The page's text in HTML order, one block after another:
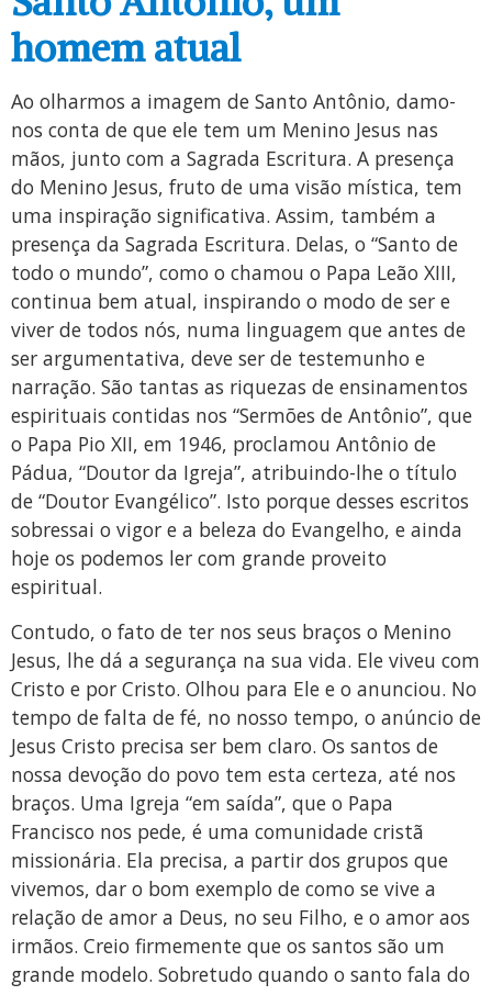
homem atual
Ao olharmos a imagem de Santo Antônio, damo-
nos conta de que ele tem um Menino Jesus nas
mãos, junto com a Sagrada Escritura. A presença
do Menino Jesus, fruto de uma visão mística, tem
uma inspiração significativa. Assim, também a
presença da Sagrada Escritura. Delas, o “Santo de
todo o mundo”, como o chamou o Papa Leão XIII,
continua bem atual, inspirando o modo de ser e
viver de todos nós, numa linguagem que antes de
ser argumentativa, deve ser de testemunho e
narração. São tantas as riquezas de ensinamentos
espirituais contidas nos “Sermões de Antônio”, que
o Papa Pio XII, em 1946, proclamou Antônio de
Pádua, “Doutor da Igreja”, atribuindo-lhe o título
de “Doutor Evangélico”. Isto porque desses escritos
sobressai o vigor e a beleza do Evangelho, e ainda
hoje os podemos ler com grande proveito
espiritual.
Contudo, o fato de ter nos seus braços o Menino
Jesus, lhe dá a segurança na sua vida. Ele viveu com
Cristo e por Cristo. Olhou para Ele e o anunciou. No
tempo de falta de fé, no nosso tempo, o anúncio de
Jesus Cristo precisa ser bem claro. Os santos de
nossa devoção do povo tem esta certeza, até nos
braços. Uma Igreja “em saída”, que o Papa
Francisco nos pede, é uma comunidade cristã
missionária. Ela precisa, a partir dos grupos que
vivemos, dar o bom exemplo de como se vive a
relação de amor a Deus, no seu Filho, e o amor aos
irmãos. Creio firmemente que os santos são um
grande modelo. Sobretudo quando o santo fala do